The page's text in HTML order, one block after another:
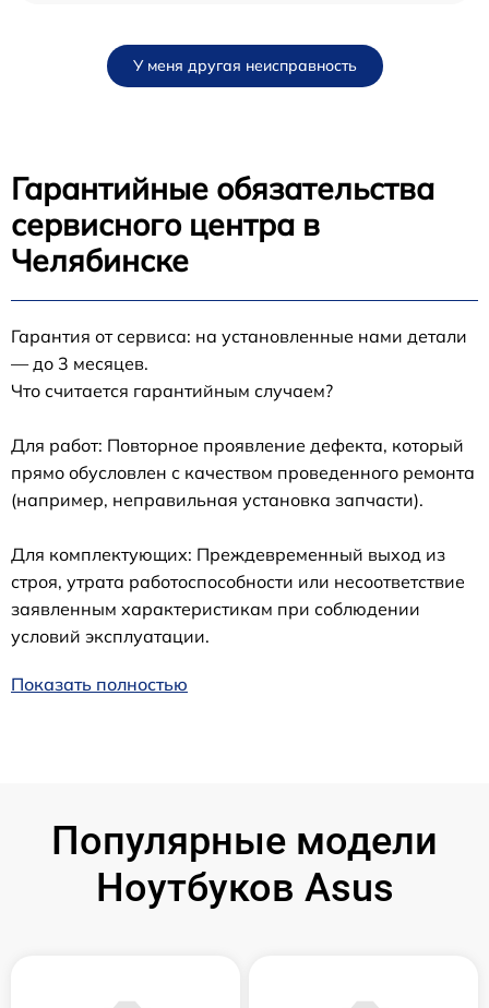
У меня другая неисправность
Гарантийные обязательства
сервисного центра в
Челябинске
Гарантия от сервиса: на установленные нами детали
— до 3 месяцев.
Что считается гарантийным случаем?
Для работ: Повторное проявление дефекта, который
прямо обусловлен с качеством проведенного ремонта
(например, неправильная установка запчасти).
Для комплектующих: Преждевременный выход из
строя, утрата работоспособности или несоответствие
заявленным характеристикам при соблюдении
условий эксплуатации.
Показать полностью
Популярные модели
Ноутбуков Asus